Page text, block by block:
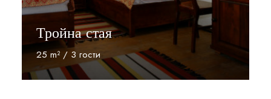
Тройна стая
25 m² / 3 гости
Прочети